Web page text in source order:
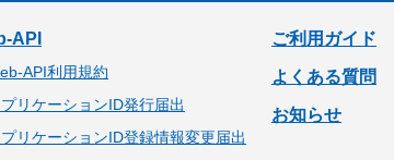
API
API利用規約
リケーションID発行届出
リケーションID登録情報変更届出
ご利用ガイド
よくある質問
お知らせ